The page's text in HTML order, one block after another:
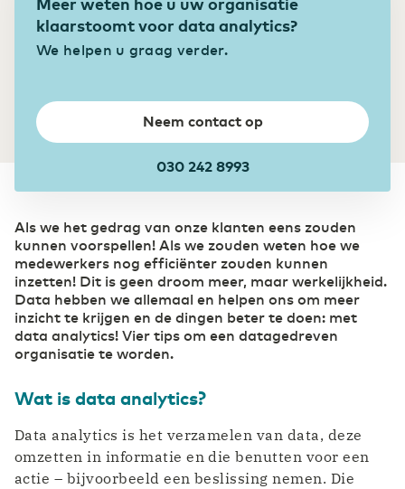
Colocatie
Ontdek onze acht Tier 3 designed datacenters
Eurofiber Cloud Infra
Bouw
Digitalisering biedt bouwsector extra kansen
Transport & Logistiek
Sneller schakelen door digitalisering
klaarstoomt voor data analytics?
We helpen u graag verder.
Neem contact op
030 242 8993
Als we het gedrag van onze klanten eens zouden
kunnen voorspellen! Als we zouden weten hoe we
medewerkers nog efficiënter zouden kunnen
inzetten! Dit is geen droom meer, maar werkelijkheid.
Data hebben we allemaal en helpen ons om meer
inzicht te krijgen en de dingen beter te doen: met
data analytics! Vier tips om een datagedreven
organisatie te worden.
Wat is data analytics?
Data analytics is het verzamelen van data, deze
omzetten in informatie en die benutten voor een
actie – bijvoorbeeld een beslissing nemen. Die